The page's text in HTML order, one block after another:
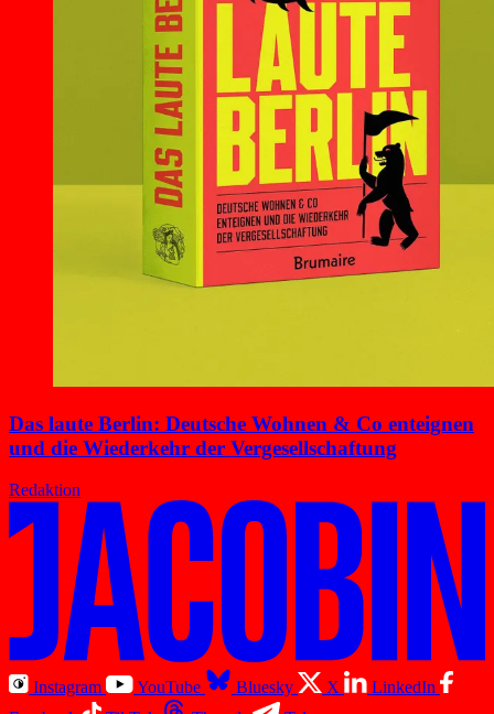
Das laute Berlin: Deutsche Wohnen & Co enteignen
und die Wiederkehr der Vergesellschaftung
Redaktion
Instagram YouTube Bluesky X
LinkedIn